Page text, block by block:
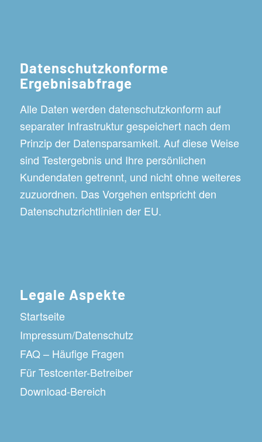
Datenschutzkonforme
Ergebnisabfrage
Alle Daten werden datenschutzkonform auf
separater Infrastruktur gespeichert nach dem
Prinzip der Datensparsamkeit. Auf diese Weise
sind Testergebnis und Ihre persönlichen
Kundendaten getrennt, und nicht ohne weiteres
zuzuordnen. Das Vorgehen entspricht den
Datenschutzrichtlinien der EU.
Legale Aspekte
Startseite
Impressum/Datenschutz
FAQ – Häufige Fragen
Für Testcenter-Betreiber
Download-Bereich